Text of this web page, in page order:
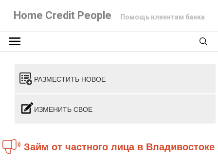
Home Credit People Помощь клиентам банка
РАЗМЕСТИТЬ НОВОЕ
ИЗМЕНИТЬ СВОЕ
Займ от частного лица в Владивостоке